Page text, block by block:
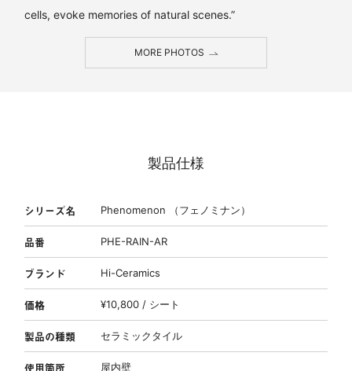
cells, evoke memories of natural scenes.”
MORE PHOTOS
製品仕様
シリーズ名 Phenomenon （フェノミナン）
品番 PHE-RAIN-AR
ブランド Hi-Ceramics
価格 ¥10,800 / シート
製品の種類 セラミックタイル
使用箇所 屋内壁